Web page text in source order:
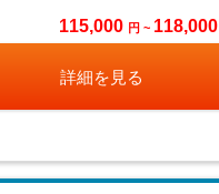
115,000 円 ~ 118,000
詳細を見る